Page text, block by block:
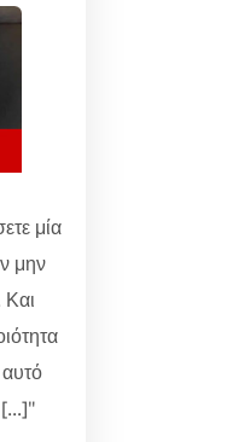
μία
μην
Και